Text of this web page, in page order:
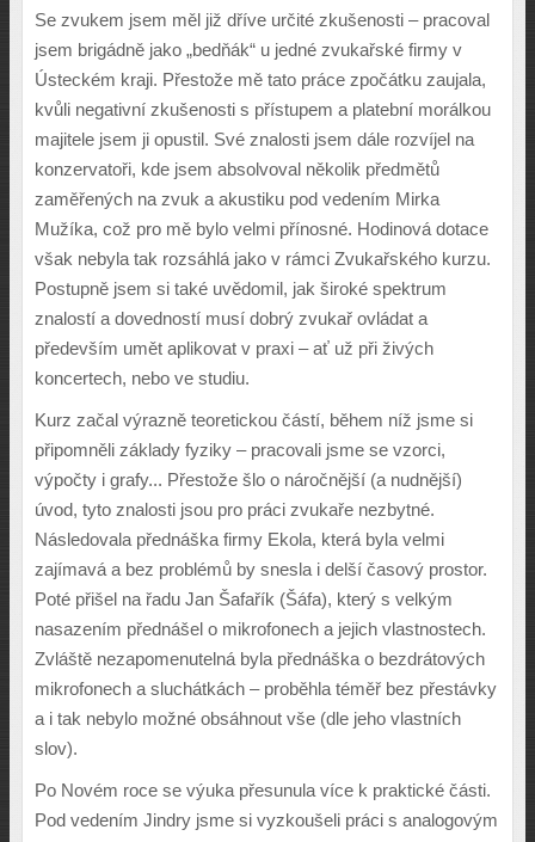
Se zvukem jsem měl již dříve určité zkušenosti – pracoval
jsem brigádně jako „bedňák“ u jedné zvukařské firmy v
Ústeckém kraji. Přestože mě tato práce zpočátku zaujala,
kvůli negativní zkušenosti s přístupem a platební morálkou
majitele jsem ji opustil. Své znalosti jsem dále rozvíjel na
konzervatoři, kde jsem absolvoval několik předmětů
zaměřených na zvuk a akustiku pod vedením Mirka
Mužíka, což pro mě bylo velmi přínosné. Hodinová dotace
však nebyla tak rozsáhlá jako v rámci Zvukařského kurzu.
Postupně jsem si také uvědomil, jak široké spektrum
znalostí a dovedností musí dobrý zvukař ovládat a
především umět aplikovat v praxi – ať už při živých
koncertech, nebo ve studiu.
Kurz začal výrazně teoretickou částí, během níž jsme si
připomněli základy fyziky – pracovali jsme se vzorci,
výpočty i grafy... Přestože šlo o náročnější (a nudnější)
úvod, tyto znalosti jsou pro práci zvukaře nezbytné.
Následovala přednáška firmy Ekola, která byla velmi
zajímavá a bez problémů by snesla i delší časový prostor.
Poté přišel na řadu Jan Šafařík (Šáfa), který s velkým
nasazením přednášel o mikrofonech a jejich vlastnostech.
Zvláště nezapomenutelná byla přednáška o bezdrátových
mikrofonech a sluchátkách – proběhla téměř bez přestávky
a i tak nebylo možné obsáhnout vše (dle jeho vlastních
slov).
Po Novém roce se výuka přesunula více k praktické části.
Pod vedením Jindry jsme si vyzkoušeli práci s analogovým